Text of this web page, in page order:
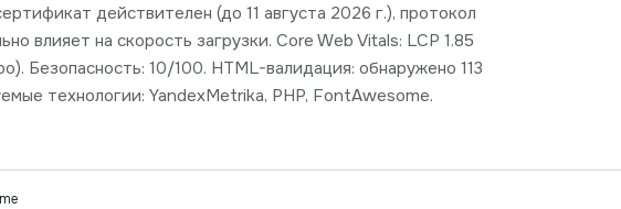
действителен (до 11 августа 2026 г.), протокол
влияет на скорость загрузки. Core Web Vitals: LCP 1.85
Безопасность: 10/100. HTML-валидация: обнаружено 113
технологии: YandexMetrika, PHP, FontAwesome.